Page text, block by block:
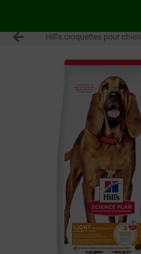
Hill's croquettes pour chien